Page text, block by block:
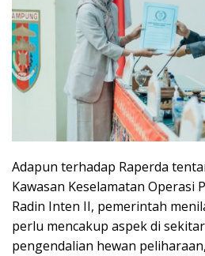
Adapun terhadap Raperda
Kawasan Keselamatan Operasi
Radin Inten II, pemerintah
perlu mencakup aspek di
pengendalian hewan